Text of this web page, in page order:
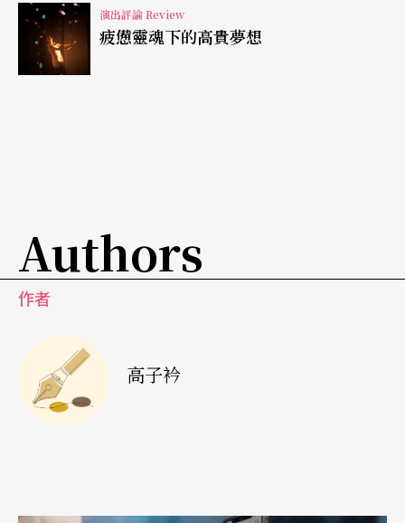
程度上喚起觀者對於舞者身體與四周空間的互動感
知（相較於舞者自成一個內聚的時空存在），其頭
上所戴的兔子面具，除了像是童話故事中，那個帶
夫．波依斯（Joseph Beuys），曾在作品中多次借
用兔子所帶來的象徵意涵，例如在《如何向死兔子
解說圖畫》一作中，藝術家便於頭上澆滿了蜂蜜、
滿他作品的畫廊內向兔子解釋這些創作的意義。採
用不與藝術發生聯想的素材，波依斯認為這是因為
演出評論 Review
疲憊靈魂下的高貴夢想
Authors
作者
高子衿